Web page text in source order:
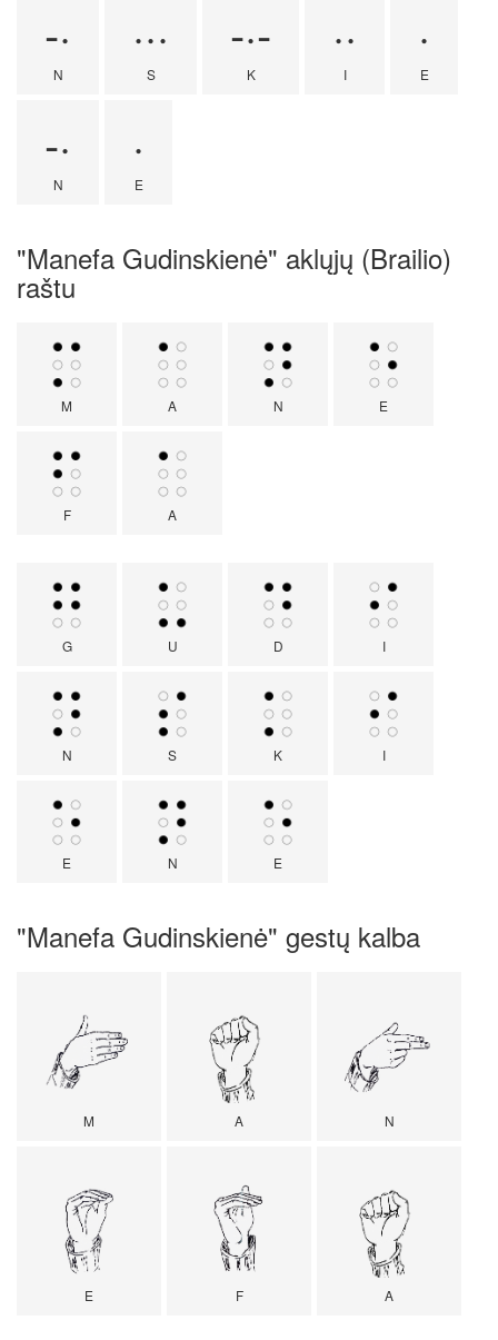
-·
N
···
S
-·-
K
··
I
·
E
-·
N
·
E
"Manefa Gudinskienė" aklųjų (Brailio)
raštu
M A N E
F A
G U D I
N S K I
E N E
"Manefa Gudinskienė" gestų kalba
M A N
E F A